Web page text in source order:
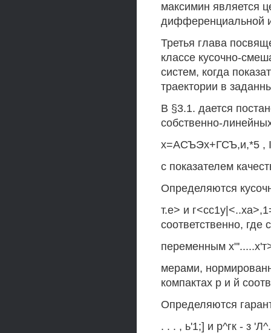
максимин является
дифференциальной
Третья глава
классе кусочно-
систем, когда
траектории в
В §3.1. дается
собственно-
х=АСЪЭх+ГСЪ,и,*5 ,
с показателем
Определяются
т.е> и
соответственно,
переменным
мерами,
компактах р и й
Определяются
. . . , ь'1;] и р^гк - з